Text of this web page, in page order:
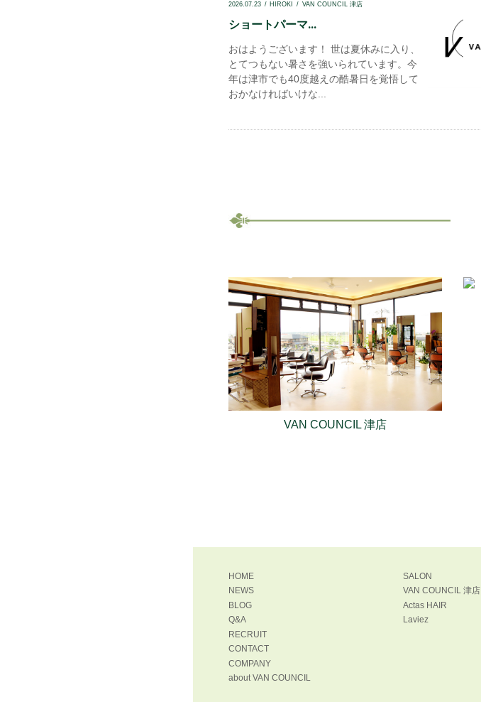
2026.07.23 HIROKI VAN COUNCIL 津店
ショートパーマ...
おはようございます！ 世は夏休みに入り、
とてつもない暑さを強いられています。今
年は津市でも40度越えの酷暑日を覚悟して
おかなければいけな...
VAN COUNCIL 津店
HOME
NEWS
BLOG
Q&A
RECRUIT
CONTACT
COMPANY
about VAN COUNCIL
SALON
VAN COUNCIL 津店
Actas HAIR
Laviez